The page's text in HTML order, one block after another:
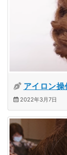
アイロン
2022年3月7日